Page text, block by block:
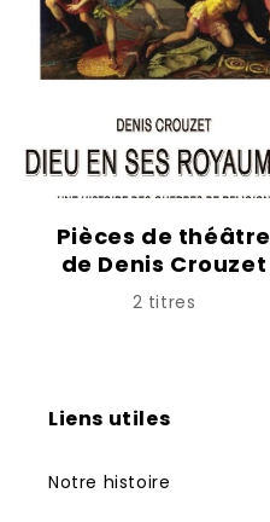
Pièces de théâtre
de Denis Crouzet
2 titres
Liens utiles
Notre histoire